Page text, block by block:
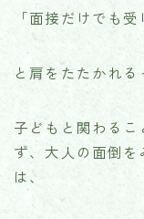
「面接だけでも受
と肩をたたかれる
子どもと関わる
ず、大人の面倒
は、